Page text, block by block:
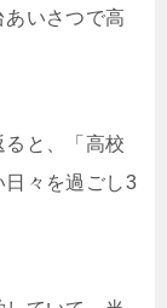
いさつで高
と、「高校
日々を過ごし3